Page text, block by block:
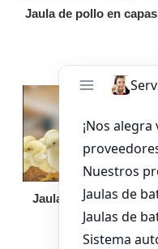
Jaula de pollo en capas
Jaula de pollo pollita